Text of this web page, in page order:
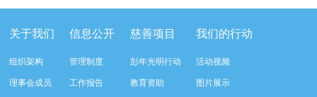
先生依次为新一任理事长徐滨先生及秘
新起点上，基金会将始终坚守创立初
心，继续沿着余彭年先生的慈善足迹稳
步前行：一方面将持续巩固已有的品牌
家中。简朴的乡村民居陈设简单，老人
往日家中大大小小的农活，全都压在了
老伴一人肩上。此前季爷爷的左眼早已
彻底失明，卧床的日子里视野一片昏
光明行动”在内蒙的点点滴滴，并希望
覆盖，加强术后随访与科普宣传，同时
仪式后余彭年慈善基金会一行实地探访
了项目实施的一线情况，详细了解了患
曾经被白内障困扰的老人，在接受
发生了怎样的变化。“现在能看清菜苗
来到涟源市渡头塘乡洪家村。72岁的曾
爷爷正在自家菜地里忙碌。他曾是村里
关于我们
组织架构
理事会成员
信息公开
管理制度
工作报告
慈善项目
彭年光明行动
教育资助
我们的行动
活动视频
图片展示